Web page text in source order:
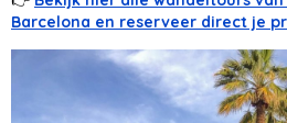
Barcelona en reserveer direct je